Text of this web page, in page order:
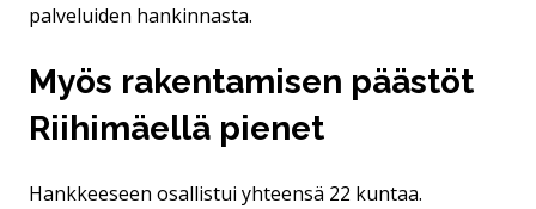
palveluiden hankinnasta.
Myös rakentamisen päästöt
Riihimäellä pienet
Hankkeeseen osallistui yhteensä 22 kuntaa.